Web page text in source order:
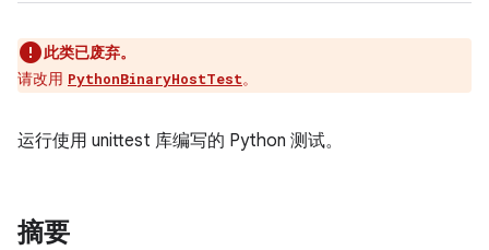
此类已废弃。
请改用 PythonBinaryHostTest。
运行使用 unittest 库编写的 Python 测试。
摘要